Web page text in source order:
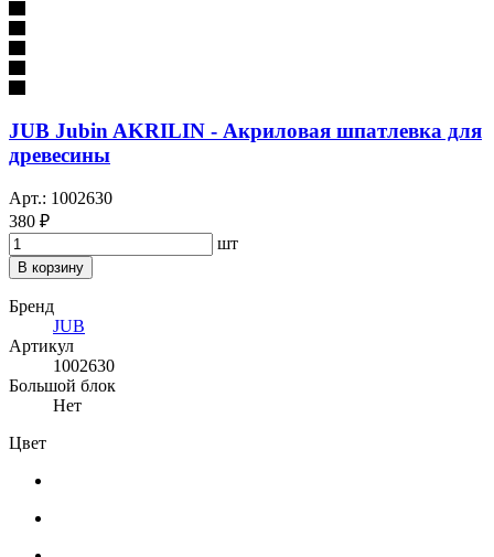
JUB Jubin AKRILIN - Акриловая шпатлевка для
древесины
Арт.: 1002630
380 ₽
шт
В корзину
Бренд
JUB
Артикул
1002630
Большой блок
Нет
Цвет